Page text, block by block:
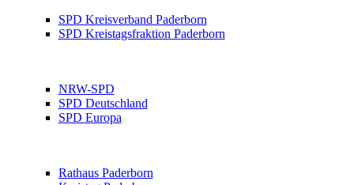
SPD Kreisverband Paderborn
SPD Kreistagsfraktion Paderborn
NRW-SPD
SPD Deutschland
SPD Europa
Rathaus Paderborn